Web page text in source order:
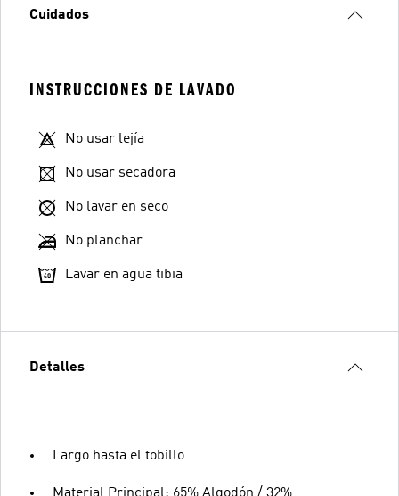
Cuidados
INSTRUCCIONES DE LAVADO
No usar lejía
No usar secadora
No lavar en seco
No planchar
Lavar en agua tibia
Detalles
Largo hasta el tobillo